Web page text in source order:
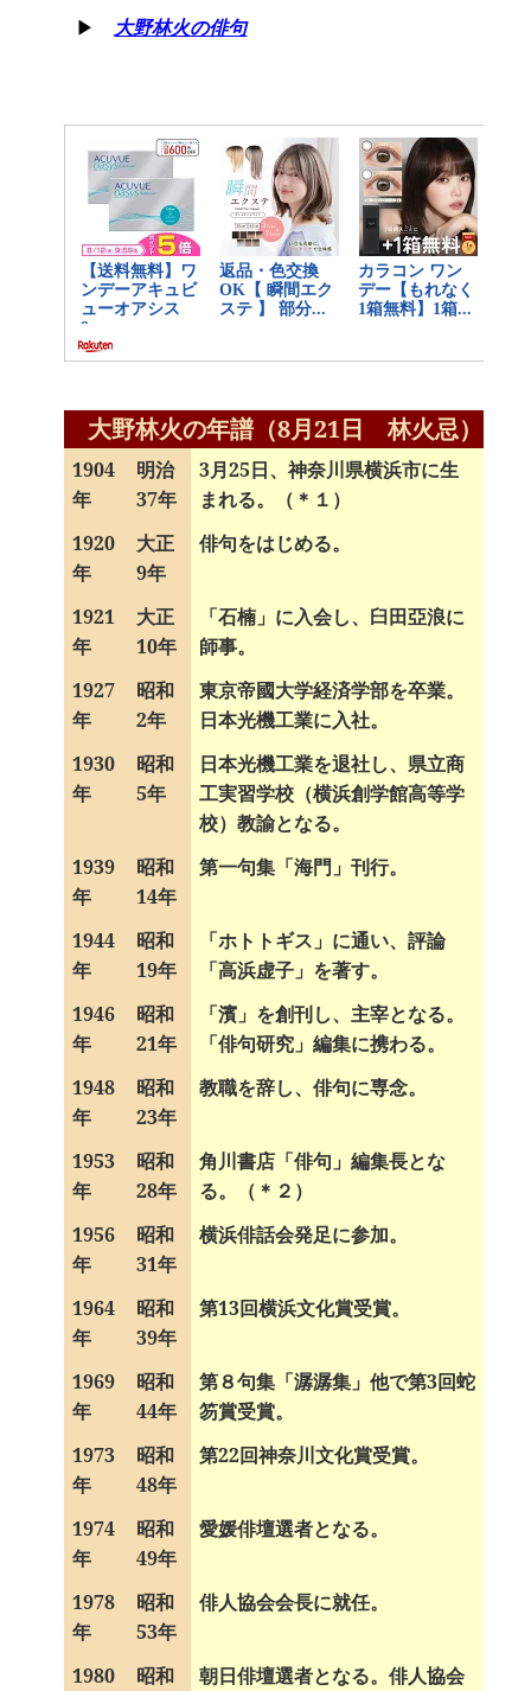
▶ 大野林火の俳句
大野林火の年譜（8月21日 林火忌）
1904
年
明治
37年
3月25日、神奈川県横浜市に生
まれる。（＊１）
1920
年
大正
9年
俳句をはじめる。
1921
年
大正
10年
「石楠」に入会し、臼田亞浪に
師事。
1927
年
昭和
2年
東京帝國大学経済学部を卒業。
日本光機工業に入社。
1930
年
昭和
5年
日本光機工業を退社し、県立商
工実習学校（横浜創学館高等学
校）教諭となる。
1939
年
昭和
14年
第一句集「海門」刊行。
1944
年
昭和
19年
「ホトトギス」に通い、評論
「高浜虚子」を著す。
1946
年
昭和
21年
「濱」を創刊し、主宰となる。
「俳句研究」編集に携わる。
1948
年
昭和
23年
教職を辞し、俳句に専念。
1953
年
昭和
28年
角川書店「俳句」編集長とな
る。（＊２）
1956
年
昭和
31年
横浜俳話会発足に参加。
1964
年
昭和
39年
第13回横浜文化賞受賞。
1969
年
昭和
44年
第８句集「潺潺集」他で第3回蛇
笏賞受賞。
1973
年
昭和
48年
第22回神奈川文化賞受賞。
1974
年
昭和
49年
愛媛俳壇選者となる。
1978
年
昭和
53年
俳人協会会長に就任。
1980 昭和 朝日俳壇選者となる。俳人協会